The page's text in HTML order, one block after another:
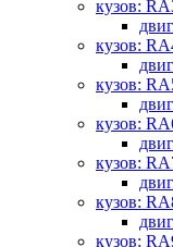
кузов:
кузов:
кузов:
кузов:
кузов:
кузов:
кузов: